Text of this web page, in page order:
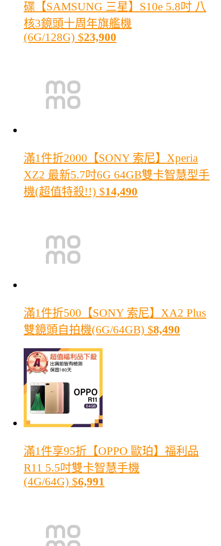
碟【SAMSUNG 三星】S10e 5.8吋 八
核3鏡頭十周年旗艦機
(6G/128G) $23,900
滿1件折2000 【SONY 索尼】Xperia
XZ2 最新5.7吋6G 64GB雙卡智慧型手
機(超值特殺!!) $14,490
滿1件折500 【SONY 索尼】XA2 Plus
雙鏡頭自拍機(6G/64GB) $8,490
滿1件享95折 【OPPO 歐珀】福利品
R11 5.5吋雙卡智慧手機
(4G/64G) $6,991